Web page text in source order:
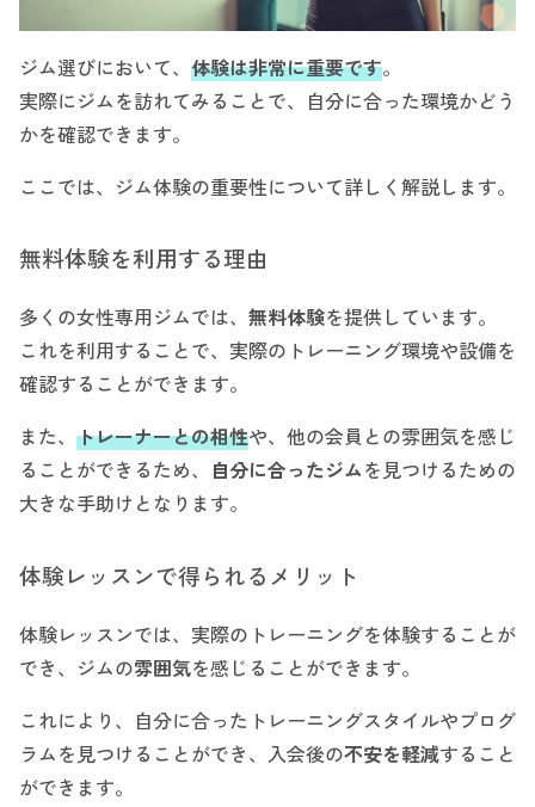
ジム選びにおいて、 体験は非常に重要です。
実際にジムを訪れてみることで、自分に合った環境かどう
かを確認できます。
ここでは、ジム体験の重要性について詳しく解説します。
無料体験を利用する理由
多くの女性専用ジムでは、 無料体験を提供しています。
これを利用することで、実際のトレーニング環境や設備を
確認することができます。
また、 トレーナーとの相性や、他の会員との雰囲気を感じ
ることができるため、 自分に合ったジムを見つけるための
大きな手助けとなります。
体験レッスンで得られるメリット
体験レッスンでは、実際のトレーニングを体験することが
でき、ジムの雰囲気を感じることができます。
これにより、自分に合ったトレーニングスタイルやプログ
ラムを見つけることができ、入会後の不安を軽減すること
ができます。